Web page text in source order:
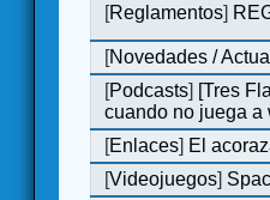
[Reglamentos]
[Novedades /
[Podcasts] [Tres
cuando no juega a
[Enlaces] El
[Videojuegos]